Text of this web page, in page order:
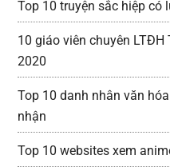
Top 10 truyện sắc hiệp có
10 giáo viên chuyên LTĐH
2020
Top 10 danh nhân văn
nhận
Top 10 websites xem